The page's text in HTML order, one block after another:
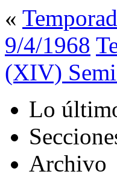
«
9/4/1968
(XIV)
Lo
Archivo